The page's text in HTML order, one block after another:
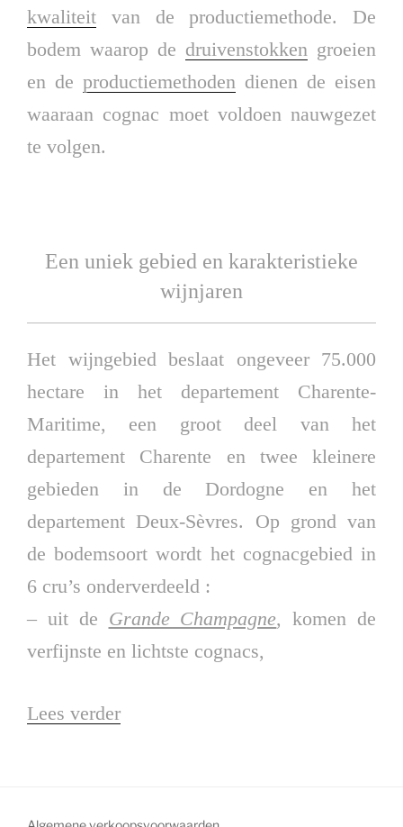
kwaliteit van de productiemethode. De
bodem waarop de druivenstokken groeien
en de productiemethoden dienen de eisen
waaraan cognac moet voldoen nauwgezet
te volgen.
Een uniek gebied en karakteristieke
wijnjaren
Het wijngebied beslaat ongeveer 75.000
hectare in het departement Charente-
Maritime, een groot deel van het
departement Charente en twee kleinere
gebieden in de Dordogne en het
departement Deux-Sèvres. Op grond van
de bodemsoort wordt het cognacgebied in
6 cru’s onderverdeeld :
– uit de Grande Champagne, komen de
verfijnste en lichtste cognacs,
Lees verder